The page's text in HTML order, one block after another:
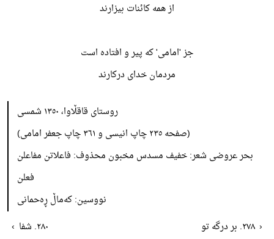
از همه کائنات بیزارند
جز 'امامی' که پیر و افتاده است
مردمان خدای درکارند
روستای قاقڵاوا، ١٣٥٠ شمسی
(صفحە ٢٣٥ چاپ انیسی و ٣٦١ چاپ جعفر امامی)
بحر عروضی شعر: خفیف مسدس مخبون محذوف: فاعلاتن مفاعلن
فعلن
نووسین: کەماڵ ڕەحمانی
‹ ٢٧٨. بر درگە تو ٢٨٠. شفا ›